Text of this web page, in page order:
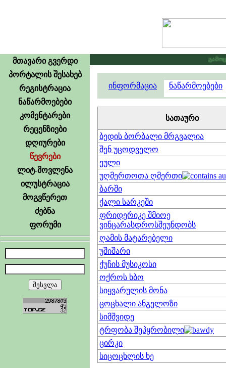
მთავარი გვერდი
პორტალის შესახებ
რეგისტრაცია
ნაწარმოებები
კომენტარები
რეცენზიები
დღიურები
წევრები
ლიტ-მოვლენა
ილუსტრაცია
მოგვწერეთ
ძებნა
ფორუმი
ინფორმაცია ნაწარმოებები
სათაური
ბედის ბორბალი მრგვალია
შენ უცოდველო
ეული
უღმერთოთა ღმერთი
ბარში
ქალი სარკეში
ფრიდერიკე შმიოე
ვინცარასდროსშეუნდობს
ღამის მატარებელი
უშიშარი
ქუჩის მუსიკოსი
ოქროს ხბო
სიყვარულის მონა
ცოცხალი ანგელოზი
სიმშვიდე
ტრფობა შეპყრობილი
ცირკი
სიცოცხლის ხე